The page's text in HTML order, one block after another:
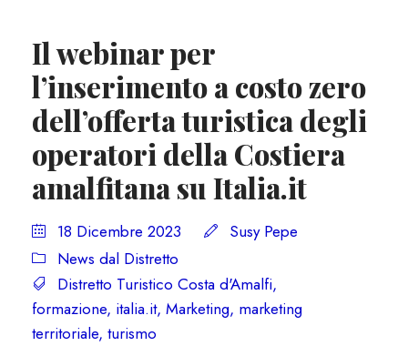
Il webinar per
l’inserimento a costo zero
dell’offerta turistica degli
operatori della Costiera
amalfitana su Italia.it
18 Dicembre 2023
Susy Pepe
News dal Distretto
Distretto Turistico Costa d'Amalfi,
formazione, italia.it, Marketing, marketing
territoriale, turismo